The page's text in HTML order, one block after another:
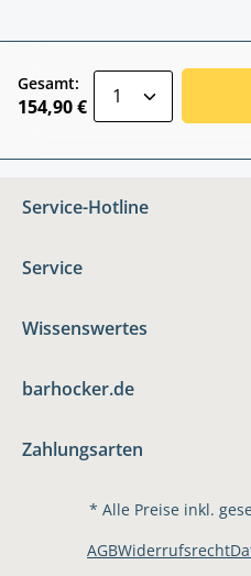
Gesamt:
154,90 €
Service-Hotline
Service
Wissenswertes
barhocker.de
Zahlungsarten
* Alle Preise inkl.
AGBWiderrufsrecht